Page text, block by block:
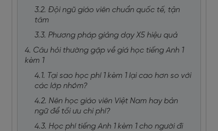
3.2. Đội ngũ giáo viên chuẩn quốc tế, tận
tâm
3.3. Phương pháp giảng dạy X5 hiệu quả
4. Câu hỏi thường gặp về giá học tiếng Anh 1
kèm 1
4.1. Tại sao học phí 1 kèm 1 lại cao hơn so với
các lớp nhóm?
4.2. Nên học giáo viên Việt Nam hay bản
ngữ để tối ưu chi phí?
4.3. Học phí tiếng Anh 1 kèm 1 cho người đi